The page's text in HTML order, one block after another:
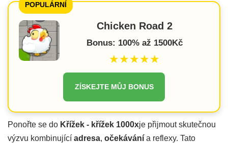
POPULÁRNÍ
Chicken Road 2
Bonus: 100% až 1500Kč
★★★★★
ZÍSKEJTE MŮJ BONUS
Ponořte se do Křížek - křížek 1000xje přijmout skutečnou
výzvu kombinující adresa, očekávání a reflexy. Tato